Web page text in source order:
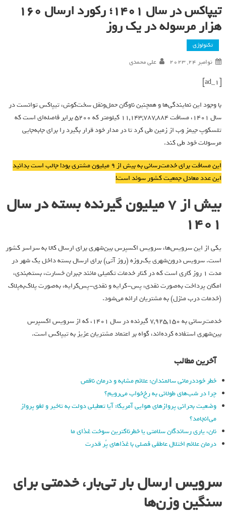
تیپاکس در سال ۱۴۰۱؛ رکورد ارسال 160
هزار مرسوله در یک روز
تکنولوژی
نوامبر 24, 2023 علی محمدی
با وجود این نمایندگی‌ها و همچنین ناوگان حمل‌ونقل سخت‌کوش، تیپاکس توانست در
سال 1401، مسافت 11,143,787,884 کیلومتر که 5200 برابر فاصله‌ای است که
تلسکوپ جیمز وب از زمین طی کرد تا در مدار خود قرار بگیرد را برای جابه‌جایی
مرسولات خود طی کند.
این مسافت برای خدمت‌رسانی به بیش از 9 میلیون مشتری بود! جالب است بدانید
این عدد معادل جمعیت کشور سوئد است!
بیش از 7 میلیون گیرنده بسته در سال
1401
یکی از این سرویس‌ها، سرویس اکسپرس بین‌شهری برای ارسال کالا به سراسر کشور
است. سرویس درون‌شهری یک‌روزه (روز آتی) برای ارسال بسته داخل یک شهر در
مدت 1 روز کاری است که در کنار خدمات تکمیلی مانند جبران خسارت، بسته‌بندی،
امکان پرداخت به‌صورت نقدی، پس-کرایه و نقدی-پس‌کرایه، به‌صورت پلاک‌به‌پلاک
(خدمات درب منزل) به مشتریان ارائه می‌شود.
خدمت‌رسانی به 7,925,150 گیرنده در سال 1401، که از سرویس اکسپرس
بین‌شهری استفاده کرده‌اند، گواه بر اعتماد مشتریان عزیز به تیپاکس است.
آخرین مطالب
خطر خوددرمانی سالمندان: علائم مشابه و درمان ناقص
چرا در شب‌های طولانی به رخ‌خواب می‌رویم؟
وضعیت بحرانی پروازهای هوایی آمریکا: آیا تعطیلی دولت به تاخیر و لغو پرواز
می‌انجامد؟
نان، یاری رساندگان سلامتی یا خطرناکترین سوخت غذای ما
درمان علائم اختلال عاطفی فصلی با غذاهای پُر قدرت
سرویس ارسال بار تی‌بار، خدمتی برای
سنگین وزن‌ها